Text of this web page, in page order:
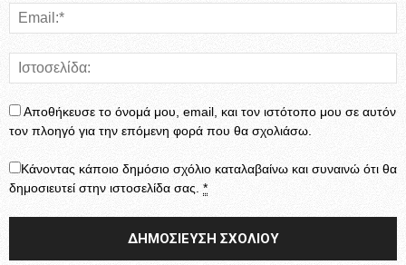
Αποθήκευσε το όνομά μου, email, και τον ιστότοπο μου σε αυτόν
τον πλοηγό για την επόμενη φορά που θα σχολιάσω.
Κάνοντας κάποιο δημόσιο σχόλιο καταλαβαίνω και συναινώ ότι θα
δημοσιευτεί στην ιστοσελίδα σας. *